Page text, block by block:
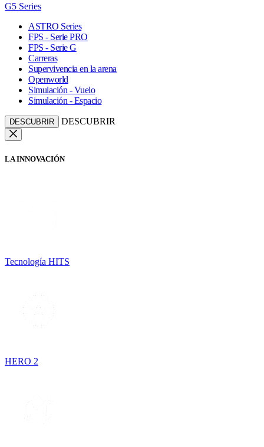
G5 Series
ASTRO Series
FPS - Serie PRO
FPS - Serie G
Carreras
Supervivencia en la arena
Openworld
Simulación - Vuelo
Simulación - Espacio
DESCUBRIR DESCUBRIR
LA INNOVACIÓN
Tecnología HITS
HERO 2